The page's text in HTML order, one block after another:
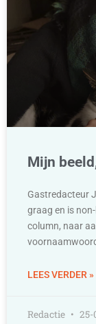
Mijn
Gastredacteur
graag en is
column, naar
LEES VERDER »
Redactie 25-